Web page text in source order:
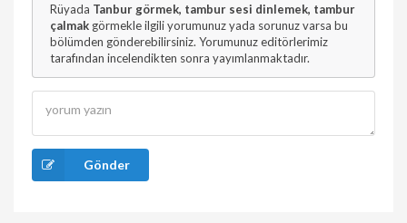
Rüyada Tanbur görmek, tambur sesi dinlemek, tambur
çalmakgörmekle ilgili yorumunuz yada sorunuz varsa bu
bölümden gönderebilirsiniz. Yorumunuz editörlerimiz
tarafından incelendikten sonra yayımlanmaktadır.
Gönder